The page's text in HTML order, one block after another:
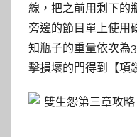
線，把之前用剩下的
旁邊的節目單上使用
知瓶子的重量依次為
擊損壞的門得到【項